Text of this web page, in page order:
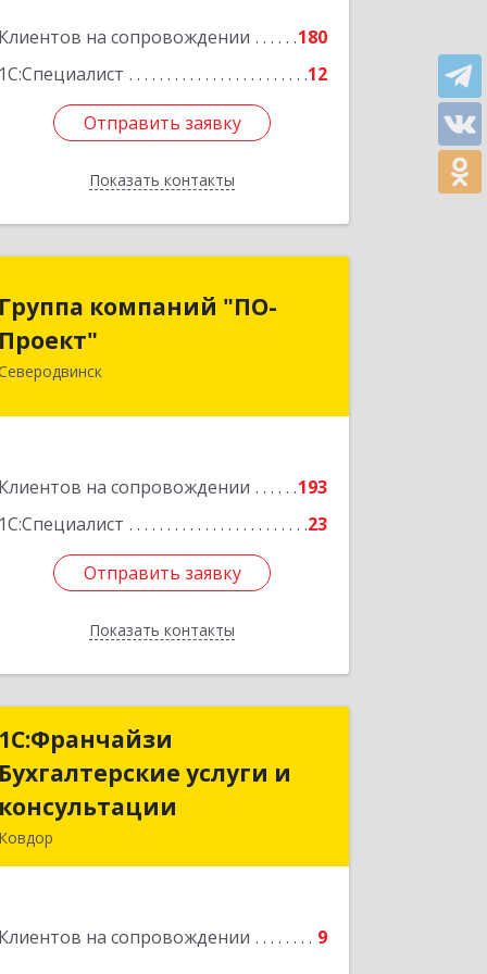
Клиентов на сопровождении
180
1С:Специалист
12
Отправить заявку
Показать контакты
Отправить заявку
Назад
Группа компаний "ПО-
Проект"
Клиентов на сопровождении
193
1С:Специалист
23
Отправить заявку
Показать контакты
Группа компаний "ПО-
Проект"
164500, Архангельская обл,
Подробнее
Отправить заявку
Назад
1С:Франчайзи
Бухгалтерские услуги и
консультации
Ковдор
Клиентов на сопровождении 9
1С:Франчайзи
Бухгалтерские услуги и
консультации